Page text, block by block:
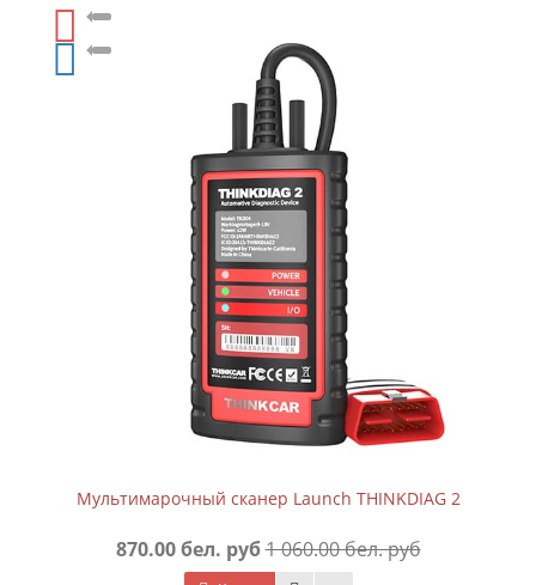
Мультимарочный сканер Launch THINKDIAG 2
870.00 бел. руб1 060.00 бел. руб